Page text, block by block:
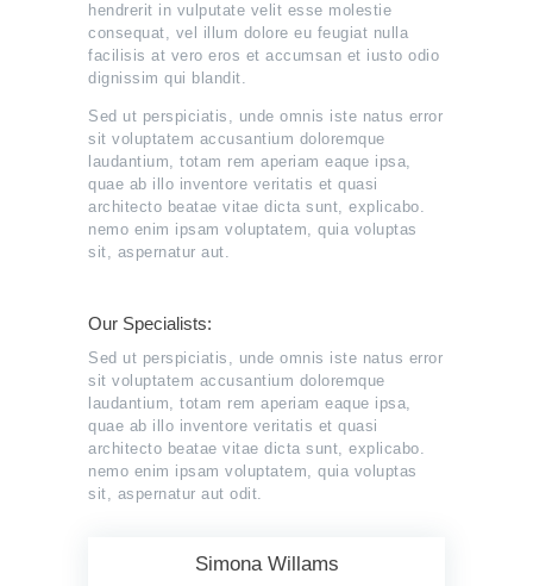
hendrerit in vulputate velit esse molestie
consequat, vel illum dolore eu feugiat nulla
facilisis at vero eros et accumsan et iusto odio
dignissim qui blandit.
Sed ut perspiciatis, unde omnis iste natus error
sit voluptatem accusantium doloremque
laudantium, totam rem aperiam eaque ipsa,
quae ab illo inventore veritatis et quasi
architecto beatae vitae dicta sunt, explicabo.
nemo enim ipsam voluptatem, quia voluptas
sit, aspernatur aut.
Our Specialists:
Sed ut perspiciatis, unde omnis iste natus error
sit voluptatem accusantium doloremque
laudantium, totam rem aperiam eaque ipsa,
quae ab illo inventore veritatis et quasi
architecto beatae vitae dicta sunt, explicabo.
nemo enim ipsam voluptatem, quia voluptas
sit, aspernatur aut odit.
Simona Willams